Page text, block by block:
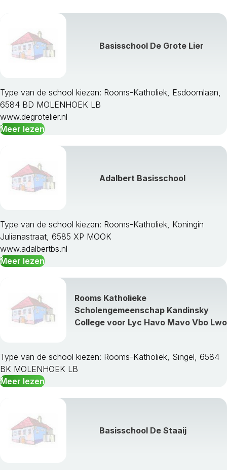
Beek
Beesel
Bergen Lb
Eijsden-Margraten
Gennep
Gulpen-Wittem
Horst Aan De Maas
Kerkrade
Landgraaf
Leudal
Maasgouw
Mook En Middelaar
Nederweert
Peel En Maas
Roerdalen
Roermond
Schinnen
Sittard-Geleen
Stein
Vaals
Basisschool De Grote Lier
Type van de school kiezen: Rooms-Katholiek, Esdoornlaan,
6584 BD MOLENHOEK LB
www.degrotelier.nl
Meer lezen
Adalbert Basisschool
Type van de school kiezen: Rooms-Katholiek, Koningin
Julianastraat, 6585 XP MOOK
www.adalbertbs.nl
Meer lezen
Rooms Katholieke
Scholengemeenschap Kandinsky
College voor Lyc Havo Mavo Vbo Lwo
Type van de school kiezen: Rooms-Katholiek, Singel, 6584
BK MOLENHOEK LB
Meer lezen
Basisschool De Staaij